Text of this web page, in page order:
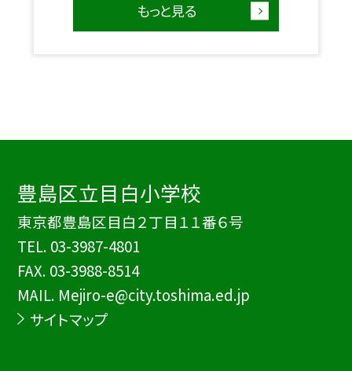
もっと見る
豊島区立目白小学校
東京都豊島区目白２丁目１１番６号
TEL. 03-3987-4801
FAX. 03-3988-8514
MAIL. Mejiro-e@city.toshima.ed.jp
サイトマップ